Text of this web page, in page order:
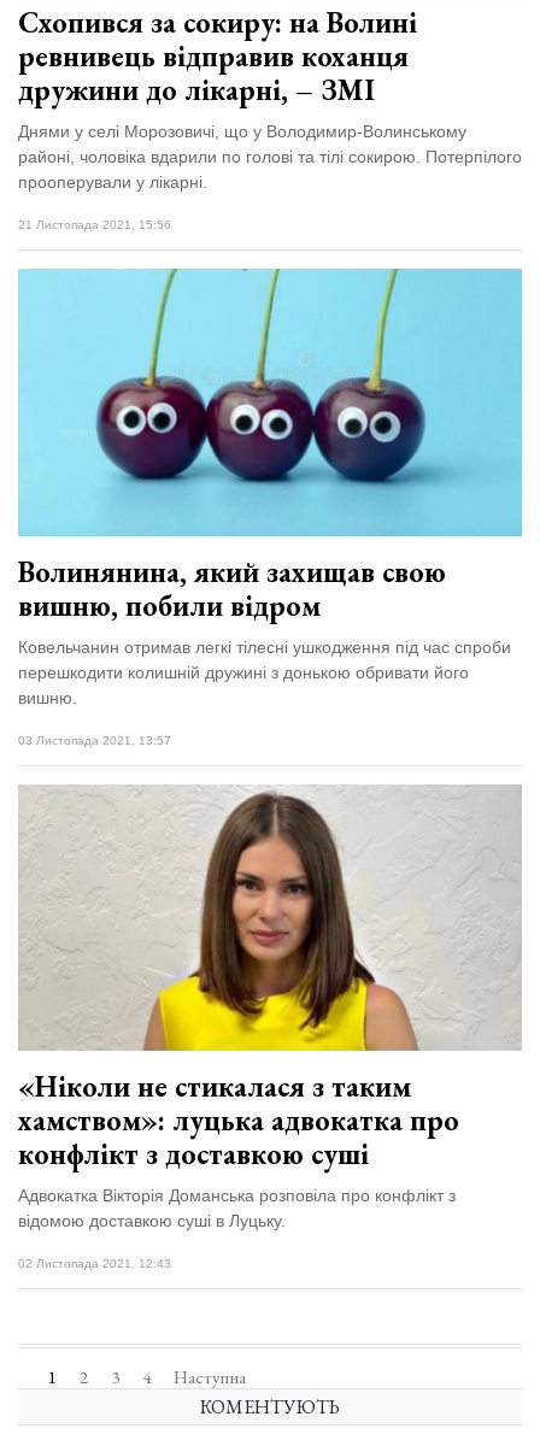
Схопився за сокиру: на Волині
ревнивець відправив коханця
дружини до лікарні, – ЗМІ
Днями у селі Морозовичі, що у Володимир-Волинському
районі, чоловіка вдарили по голові та тілі сокирою. Потерпілого
прооперували у лікарні.
21 Листопада 2021, 15:56
Волинянина, який захищав свою
вишню, побили відром
Ковельчанин отримав легкі тілесні ушкодження під час спроби
перешкодити колишній дружині з донькою обривати його
вишню.
03 Листопада 2021, 13:57
«Ніколи не стикалася з таким
хамством»: луцька адвокатка про
конфлікт з доставкою суші
Адвокатка Вікторія Доманська розповіла про конфлікт з
відомою доставкою суші в Луцьку.
02 Листопада 2021, 12:43
1 2 3 4 Наступна
КОМЕНТУЮТЬ